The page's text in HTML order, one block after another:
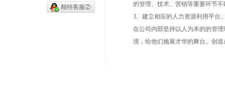
顺特客服②
的管理、技术、营销等重要环节
3、建立相应的人力资源利用平台
在公司内部坚持以人为本的的管
境，给他们施展才华的舞台。创